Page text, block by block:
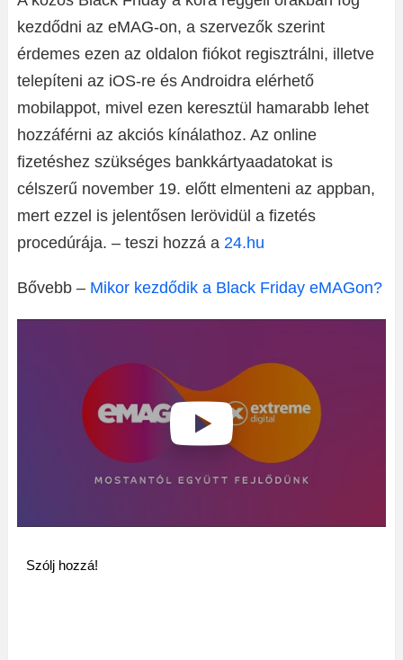
kezdődni az eMAG-on, a szervezők szerint
érdemes ezen az oldalon fiókot regisztrálni, illetve
telepíteni az iOS-re és Androidra elérhető
mobilappot, mivel ezen keresztül hamarabb lehet
hozzáférni az akciós kínálathoz. Az online
fizetéshez szükséges bankkártyaadatokat is
célszerű november 19. előtt elmenteni az appban,
mert ezzel is jelentősen lerövidül a fizetés
procedúrája. – teszi hozzá a 24.hu
Bővebb – Mikor kezdődik a Black Friday eMAGon?
Szólj hozzá!